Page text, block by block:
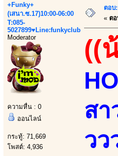
+Funky+
(เสนา.ซ.17)10:00-06:00
T:085-
5027899♥Line:funkyclub
Moderator
ความหื่น : 0
ออนไลน์
กระทู้: 71,669
โพสต์: 4,936
ตอบ
« ตอ
((
สา
วว